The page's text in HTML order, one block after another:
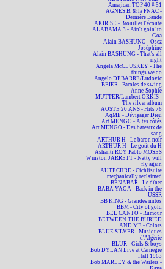
American TOP 40 # 51
AGNÈS B. & la FNAC -
Dernière Bande
AKIRISE - Brouiller l'écoute
ALABAMA 3 - Ain't goin' to
Goa
Alain BASHUNG - Osez
Joséphine
Alain BASHUNG - That's all
right
Angela McCLUSKEY - The
things we do
Angelo DEBARRE/Ludovic
BEIER - Paroles de swing
Anne-Sophie
MUTTER/Lambert ORKIS -
The silver album
AOSTE 20 ANS - Hits 76
AqME - Dévisager Dieu
Art MENGO - À tes côtés
Art MENGO - Des bateaux de
sang
ARTHUR H - Le baron noir
ARTHUR H - Le goût du H
Ashanti ROY Pablo MOSES
Winston JARRETT - Natty will
fly again
AUTECHRE - Cichlisuite
mechanically reclaimed
BÉNABAR - Le dîner
BABA YAGA - Back in the
USSR
BB KING - Grandes mitos
BBM - City of gold
BEL CANTO - Rumour
BETWEEN THE BURIED
AND ME - Colors
BLUE SILVER - Musiques
d'Algérie
BLUR - Girls & boys
Bob DYLAN Live at Carnegie
Hall 1963
Bob MARLEY & the Wailers -